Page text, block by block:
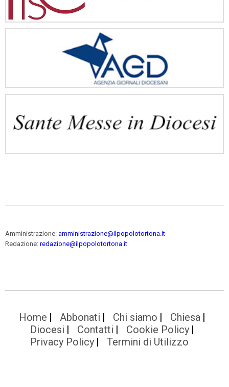
Amministrazione: amministrazione@ilpopolotortona.it
Redazione: redazione@ilpopolotortona.it
Home Abbonati Chi siamo
Chiesa
Diocesi
Contatti
Cookie Policy
Privacy Policy
Termini di Utilizzo